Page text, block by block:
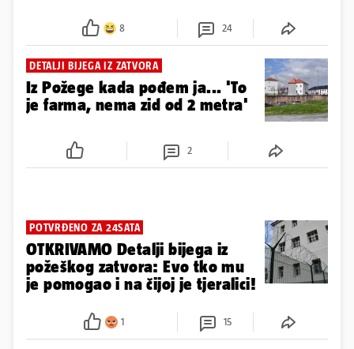
8 24
DETALJI BIJEGA IZ ZATVORA
Iz Požege kada pođem ja... 'To
je farma, nema zid od 2 metra'
2
POTVRĐENO ZA 24SATA
OTKRIVAMO Detalji bijega iz
požeškog zatvora: Evo tko mu
je pomogao i na čijoj je tjeralici!
1 15